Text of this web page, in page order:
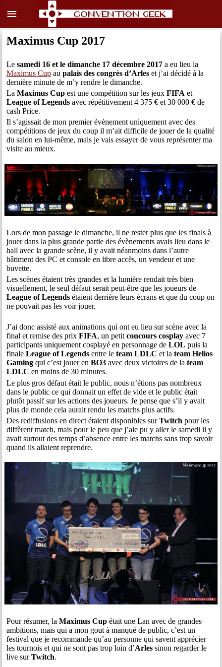
menu
Maximus Cup 2017
Lesamedi 16 et le dimanche 17 décembre 2017 a eu lieu la
Maximus Cup aupalais des congrès d’Arles et j’ai décidé à la
dernière minute de m’y rendre le dimanche.
LaMaximus Cup est une compétition sur les jeuxFIFA et
League of Legends avec répétitivement 4 375 € et 30 000 € de
cash Price.
Il s’agissait de mon premier évènement uniquement avec des
compétitions de jeux du coup il m’ait difficile de jouer de la qualité
du salon en lui-même, mais je vais essayer de vous représenter ma
visite au mieux.
Lors de mon passage le dimanche, il ne rester plus que les finals à
jouer dans la plus grande partie des évènements avais lieu dans le
hall avec la grande scène, il y avait néanmoins dans l’autre
bâtiment des PC et console en libre accès, un vendeur et une
buvette.
Les scènes étaient très grandes et la lumière rendait très bien
visuellement, le seul défaut serait peut-être que les joueurs de
League of Legends étaient derrière leurs écrans et que du coup on
ne pouvait pas les voir jouer.
J’ai donc assisté aux animations qui ont eu lieu sur scène avec la
final et remise des prixFIFA, un petitconcours cosplay avec 7
participants uniquement cosplayé en personnage deLOL puis la
finaleLeague of Legends entre leteam LDLC et lateam Helios
Gaming qui c’est jouer enBO3 avec deux victoires de lateam
LDLC en moins de 30 minutes.
Le plus gros défaut était le public, nous n’étions pas nombreux
dans le public ce qui donnait un effet de vide et le public était
plutôt passif sur les actions des joueurs. Je pense que s’il y avait
plus de monde cela aurait rendu les matchs plus actifs.
Des rediffusions en direct étaient disponibles surTwitch pour les
diffèrent match, mais pour le peu que j’aie pu y aller le samedi il y
avait surtout des temps d’absence entre les matchs sans trop savoir
quand ils allaient reprendre.
Pour résumer, laMaximus Cup était une Lan avec de grandes
ambitions, mais qui a mon gout à manqué de public, c’est un
festival que je recommande qu’au personne qui savent apprécier
les tournois et qui ne sont pas trop loin d’Arles sinon regarder le
live surTwitch.